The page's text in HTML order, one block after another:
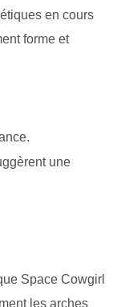
en cours
forme et
une
Space Cowgirl
les arches